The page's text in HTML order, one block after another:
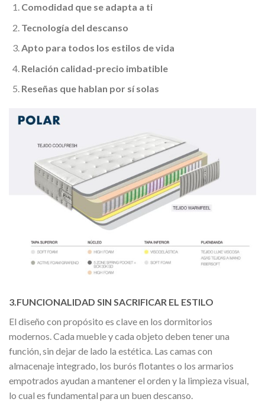
Comodidad que se adapta a ti
Tecnología del descanso
Apto para todos los estilos de vida
Relación calidad-precio imbatible
Reseñas que hablan por sí solas
3.FUNCIONALIDAD SIN SACRIFICAR EL ESTILO
El diseño con propósito es clave en los dormitorios
modernos. Cada mueble y cada objeto deben tener una
función, sin dejar de lado la estética. Las camas con
almacenaje integrado, los burós flotantes o los armarios
empotrados ayudan a mantener el orden y la limpieza visual,
lo cual es fundamental para un buen descanso.